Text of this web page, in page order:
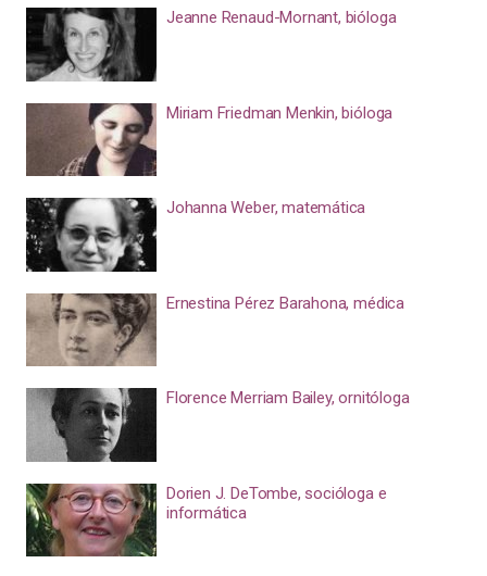
Jeanne Renaud-Mornant, bióloga
Miriam Friedman Menkin, bióloga
Johanna Weber, matemática
Ernestina Pérez Barahona, médica
Florence Merriam Bailey, ornitóloga
Dorien J. DeTombe, socióloga e
informática